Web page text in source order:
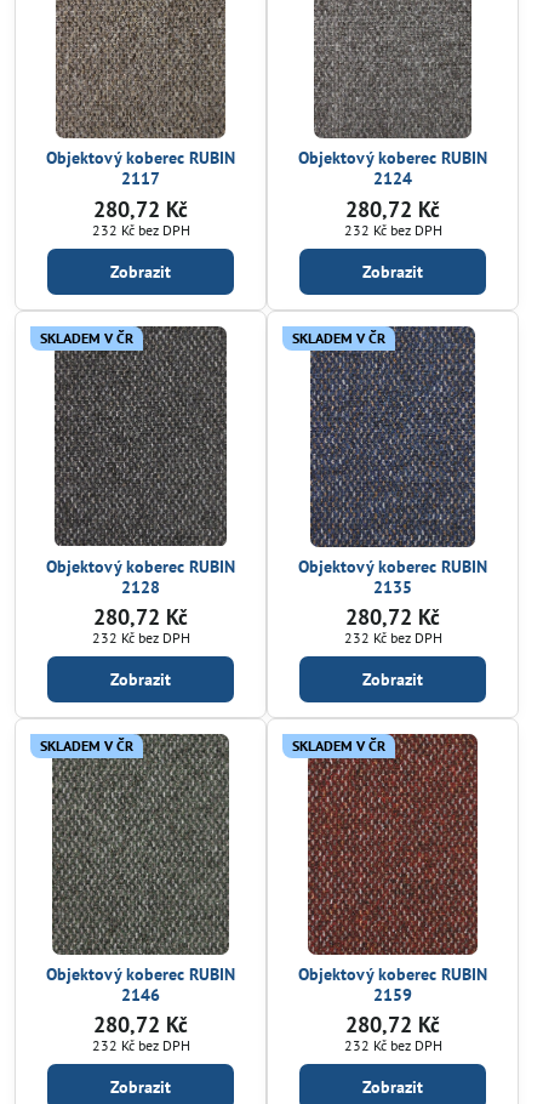
Objektový koberec RUBIN
2117
280,72 Kč
232 Kč bez DPH
Zobrazit
Objektový koberec RUBIN
2124
280,72 Kč
232 Kč bez DPH
Zobrazit
SKLADEM V ČR
Objektový koberec RUBIN
2128
280,72 Kč
232 Kč bez DPH
Zobrazit
SKLADEM V ČR
Objektový koberec RUBIN
2135
280,72 Kč
232 Kč bez DPH
Zobrazit
SKLADEM V ČR
Objektový koberec RUBIN
2146
280,72 Kč
232 Kč bez DPH
Zobrazit
SKLADEM V ČR
Objektový koberec RUBIN
2159
280,72 Kč
232 Kč bez DPH
Zobrazit